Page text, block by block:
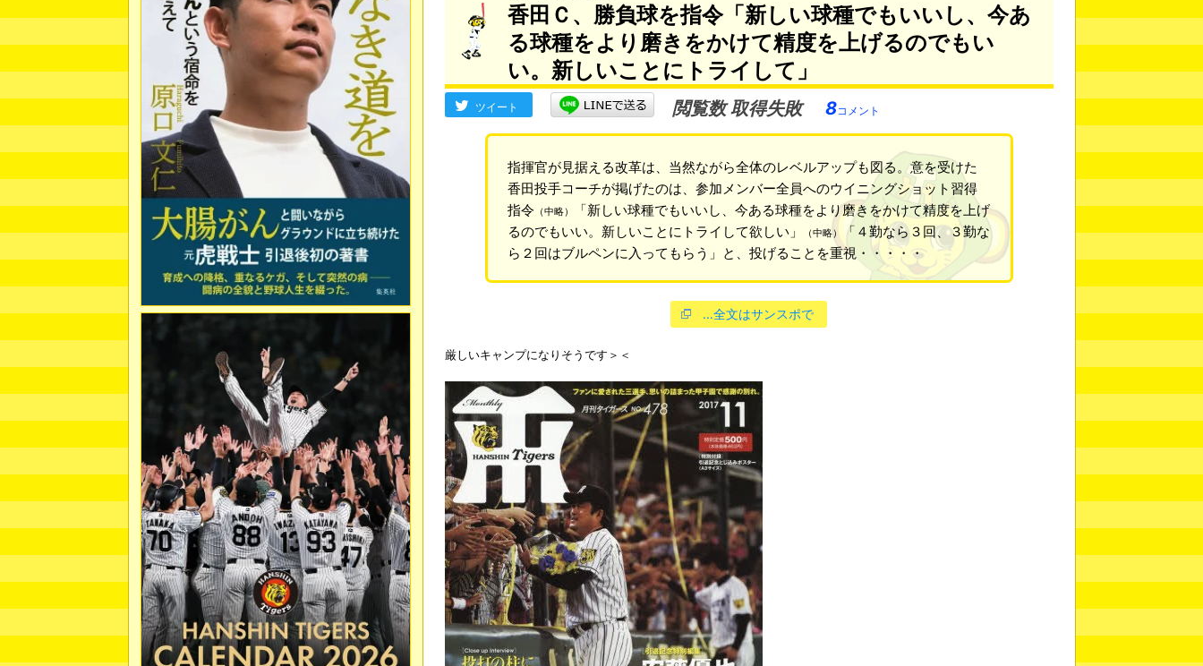
香田Ｃ、勝負球を指令「新しい球種でもいいし、今あ
る球種をより磨きをかけて精度を上げるのでもい
い。新しいことにトライして」
ツイート 閲覧数 取得失敗 8コメント
指揮官が見据える改革は、当然ながら全体のレベルアップも図る。意を受けた
香田投手コーチが掲げたのは、参加メンバー全員へのウイニングショット習得
指令 （中略）
「新しい球種でもいいし、今ある球種をより磨きをかけて精度を上げ
るのでもいい。新しいことにトライして欲しい」
（中略）
「４勤なら３回、３勤な
ら２回はブルペンに入ってもらう」と、投げることを重視・・・・・
…全文はサンスポで
厳しいキャンプになりそうです＞＜